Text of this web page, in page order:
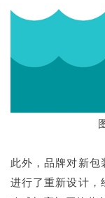
此外，品牌对新
进行了重新设计，